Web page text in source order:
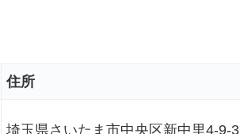
住所
埼玉県さいたま市中央区新中⾥4-9-3